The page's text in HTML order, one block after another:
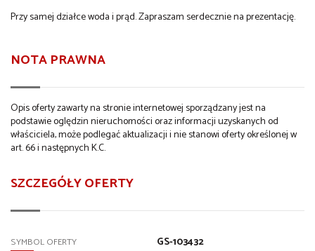
Przy samej działce woda i prąd. Zapraszam serdecznie na prezentację.
NOTA PRAWNA
Opis oferty zawarty na stronie internetowej sporządzany jest na
podstawie oględzin nieruchomości oraz informacji uzyskanych od
właściciela, może podlegać aktualizacji i nie stanowi oferty określonej w
art. 66 i następnych K.C.
SZCZEGÓŁY OFERTY
SYMBOL OFERTY GS-103432